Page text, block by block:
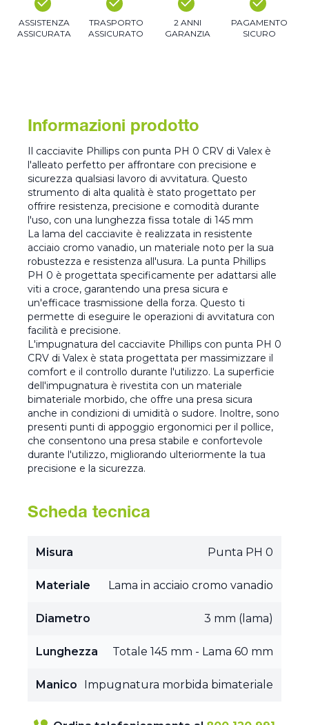
ASSISTENZA
ASSICURATA
TRASPORTO
ASSICURATO
2 ANNI
GARANZIA
PAGAMENTO
SICURO
Informazioni prodotto
Il cacciavite Phillips con punta PH 0 CRV di Valex è
l'alleato perfetto per affrontare con precisione e
sicurezza qualsiasi lavoro di avvitatura. Questo
strumento di alta qualità è stato progettato per
offrire resistenza, precisione e comodità durante
l'uso, con una lunghezza fissa totale di 145 mm
La lama del cacciavite è realizzata in resistente
acciaio cromo vanadio, un materiale noto per la sua
robustezza e resistenza all'usura. La punta Phillips
PH 0 è progettata specificamente per adattarsi alle
viti a croce, garantendo una presa sicura e
un'efficace trasmissione della forza. Questo ti
permette di eseguire le operazioni di avvitatura con
facilità e precisione.
L'impugnatura del cacciavite Phillips con punta PH 0
CRV di Valex è stata progettata per massimizzare il
comfort e il controllo durante l'utilizzo. La superficie
dell'impugnatura è rivestita con un materiale
bimateriale morbido, che offre una presa sicura
anche in condizioni di umidità o sudore. Inoltre, sono
presenti punti di appoggio ergonomici per il pollice,
che consentono una presa stabile e confortevole
durante l'utilizzo, migliorando ulteriormente la tua
precisione e la sicurezza.
Scheda tecnica
Misura Punta PH 0
Materiale Lama in acciaio cromo vanadio
Diametro 3 mm (lama)
Lunghezza Totale 145 mm - Lama 60 mm
Manico Impugnatura morbida bimateriale